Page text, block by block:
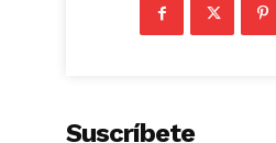
Suscríbete